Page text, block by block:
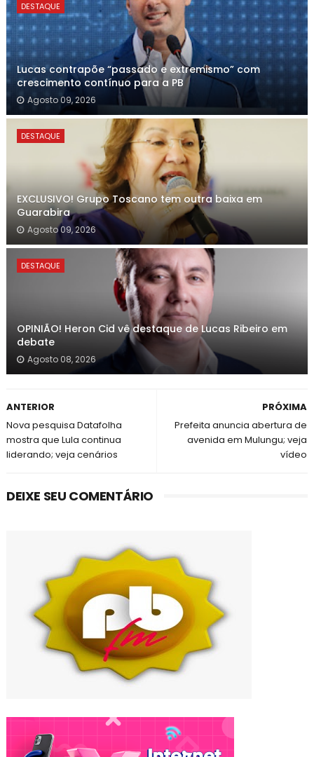
DESTAQUE
Lucas contrapõe “passado e extremismo” com
crescimento contínuo para a PB
Agosto 09, 2026
DESTAQUE
EXCLUSIVO! Grupo Toscano tem outra baixa em
Guarabira
Agosto 09, 2026
DESTAQUE
OPINIÃO! Heron Cid vê destaque de Lucas Ribeiro em
debate
Agosto 08, 2026
PRÓXIMA
Prefeita anuncia abertura de
avenida em Mulungu; veja
vídeo
ANTERIOR
Nova pesquisa Datafolha
mostra que Lula continua
liderando; veja cenários
DEIXE SEU COMENTÁRIO